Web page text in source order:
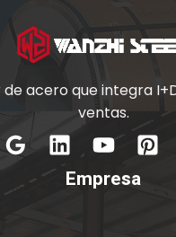
acero que integra
ventas.
Empresa